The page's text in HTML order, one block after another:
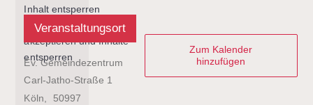
Zum Kalender
hinzufügen
Veranstaltungsort
Ev. Gemeindezentrum
Carl-Jatho-Straße 1
Köln
50997
Inhalt entsperren
Erforderlichen Service
akzeptieren und Inhalte
entsperren